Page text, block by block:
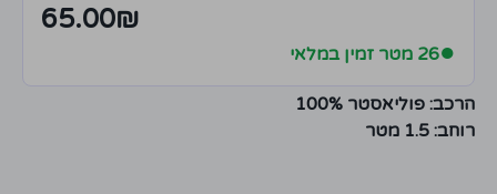
65.00₪
●26 מטר זמין במלאי
הרכב: פוליאסטר 100%
רוחב: 1.5 מטר